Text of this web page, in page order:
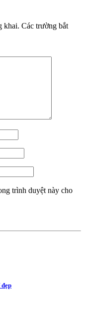
khai. Các trường bắt
trình duyệt này cho